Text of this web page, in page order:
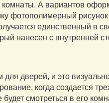
А вариантов
фотополимерный
единственный
нанесен с внутренней
дверей, и это
когда создается
будет смотреться в его